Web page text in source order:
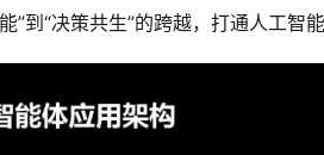
到“决策共生”的跨越，打通人工智能